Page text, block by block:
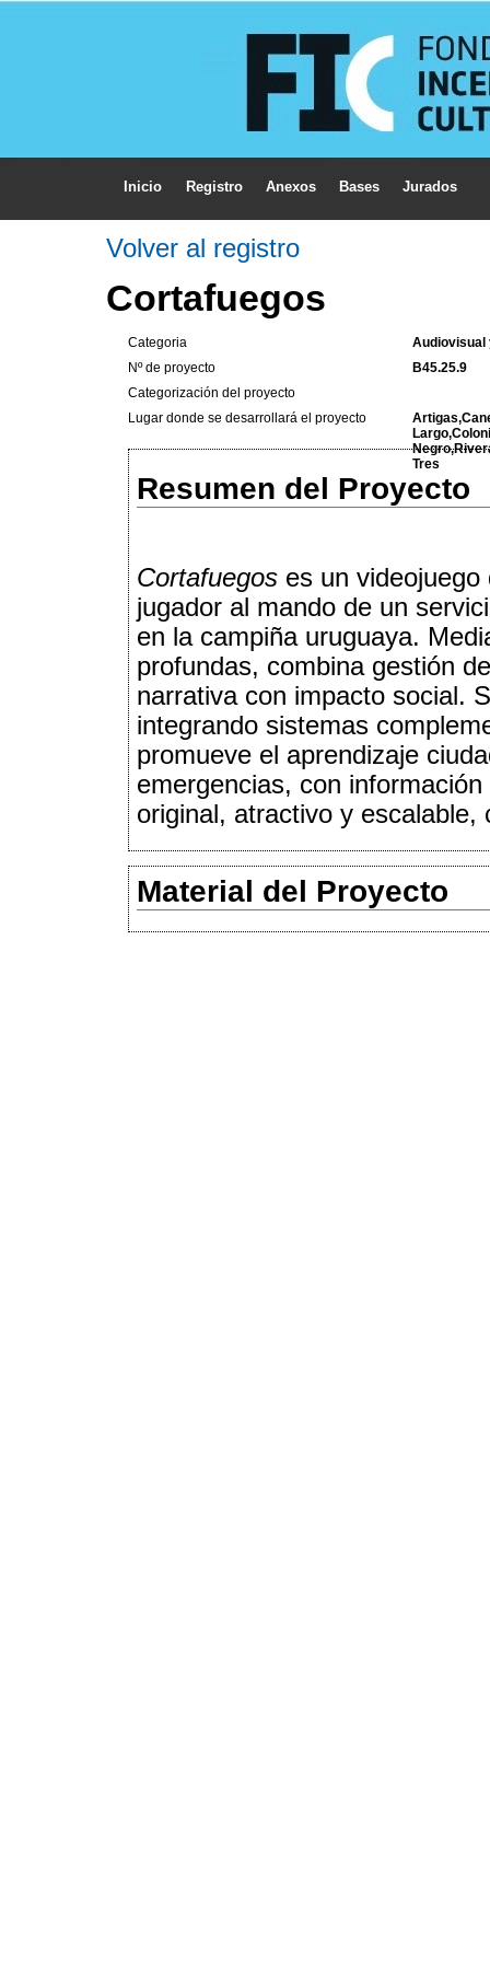
Inicio Registro Anexos Bases Jurados
Volver al registro
Cortafuegos
Categoria
Audiovisual
Nº de proyecto
B45.25.9
Categorización del proyecto
Lugar donde se desarrollará el proyecto
Tres
Resumen del Proyecto
Cortafuegos es un
jugador al mando de un
en la campiña uruguaya.
profundas, combina gestión
narrativa con impacto social.
integrando sistemas
promueve el aprendizaje
emergencias, con
original, atractivo y
Material del Proyecto